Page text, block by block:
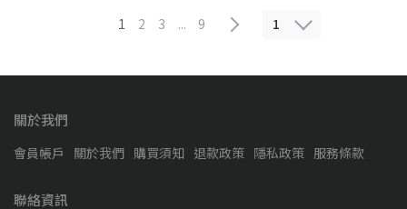
1 2 3 ... 9 1
關於我們
會員帳戶 關於我們 購買須知 退款政策 隱私政策 服務條款
聯絡資訊